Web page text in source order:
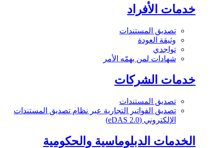
خدمات الأفراد
تصديق المستندات
وثيقة العودة
تواجدي
شهادات لمن يهمّه الأمر
خدمات الشركات
تصديق المستندات
تصديق الفواتير التجارية عبر نظام تصديق المستندات
الإلكتروني (eDAS 2.0)
الخدمات الدبلوماسية والحكومية